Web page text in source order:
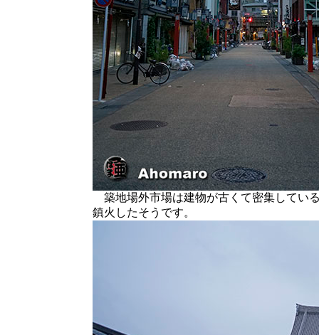
築地場外市場は建物が古くて密集してい
鎮火したそうです。